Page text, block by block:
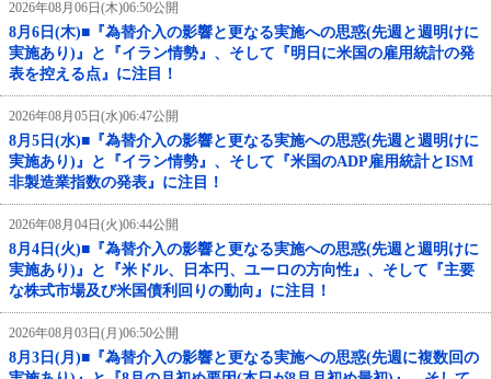
2026年08月06日(木)06:50公開
8月6日(木)■『為替介入の影響と更なる実施への思惑(先週と週明けに
実施あり)』と『イラン情勢』、そして『明日に米国の雇用統計の発
表を控える点』に注目！
2026年08月05日(水)06:47公開
8月5日(水)■『為替介入の影響と更なる実施への思惑(先週と週明けに
実施あり)』と『イラン情勢』、そして『米国のADP雇用統計とISM
非製造業指数の発表』に注目！
2026年08月04日(火)06:44公開
8月4日(火)■『為替介入の影響と更なる実施への思惑(先週と週明けに
実施あり)』と『米ドル、日本円、ユーロの方向性』、そして『主要
な株式市場及び米国債利回りの動向』に注目！
2026年08月03日(月)06:50公開
8月3日(月)■『為替介入の影響と更なる実施への思惑(先週に複数回の